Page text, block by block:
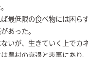
最低限の食べ物には困ら
あった。
いが、生きていく上でカ
農村の衰退と表裏にあり